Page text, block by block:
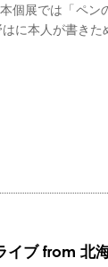
個展では「ペ
に本人が書き
イブ from 北